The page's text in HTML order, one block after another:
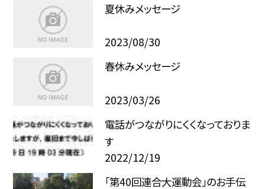
夏休みメッセージ
2023/08/30
春休みメッセージ
2023/03/26
電話がつながりにくくなっておりま
す
2022/12/19
「第40回連合大運動会」のお手伝